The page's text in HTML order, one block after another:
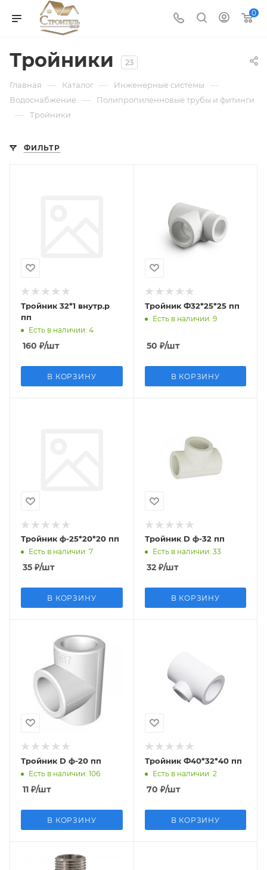
0
Тройники 23
Главная — Каталог — Инженерные системы —
Водоснабжение — Полипропиленновые трубы и фитинги
— Тройники
ФИЛЬТР
Тройник 32*1 внутр.р
пп
Есть в наличии: 4
160 ₽/шт
В КОРЗИНУ
Тройник Ф32*25*25 пп
Есть в наличии: 9
50 ₽/шт
В КОРЗИНУ
Тройник ф-25*20*20 пп
Есть в наличии: 7
35 ₽/шт
В КОРЗИНУ
Тройник D ф-32 пп
Есть в наличии: 33
32₽/шт
В КОРЗИНУ
Тройник D ф-20 пп
Есть в наличии: 106
11 ₽/шт
В КОРЗИНУ
Тройник Ф40*32*40 пп
Есть в наличии: 2
70 ₽/шт
В КОРЗИНУ